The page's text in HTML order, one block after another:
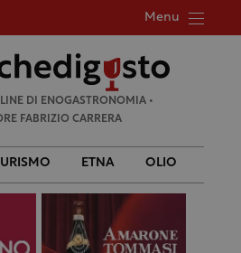
Menu
per:
DI ENOGASTRONOMIA •
FABRIZIO CARRERA
ETNA OLIO